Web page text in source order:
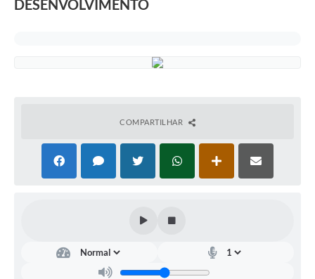
Licitações
Lei Aldir Blanc
Chamamento Público
DESENVOLVIMENTO
COMPARTILHAR